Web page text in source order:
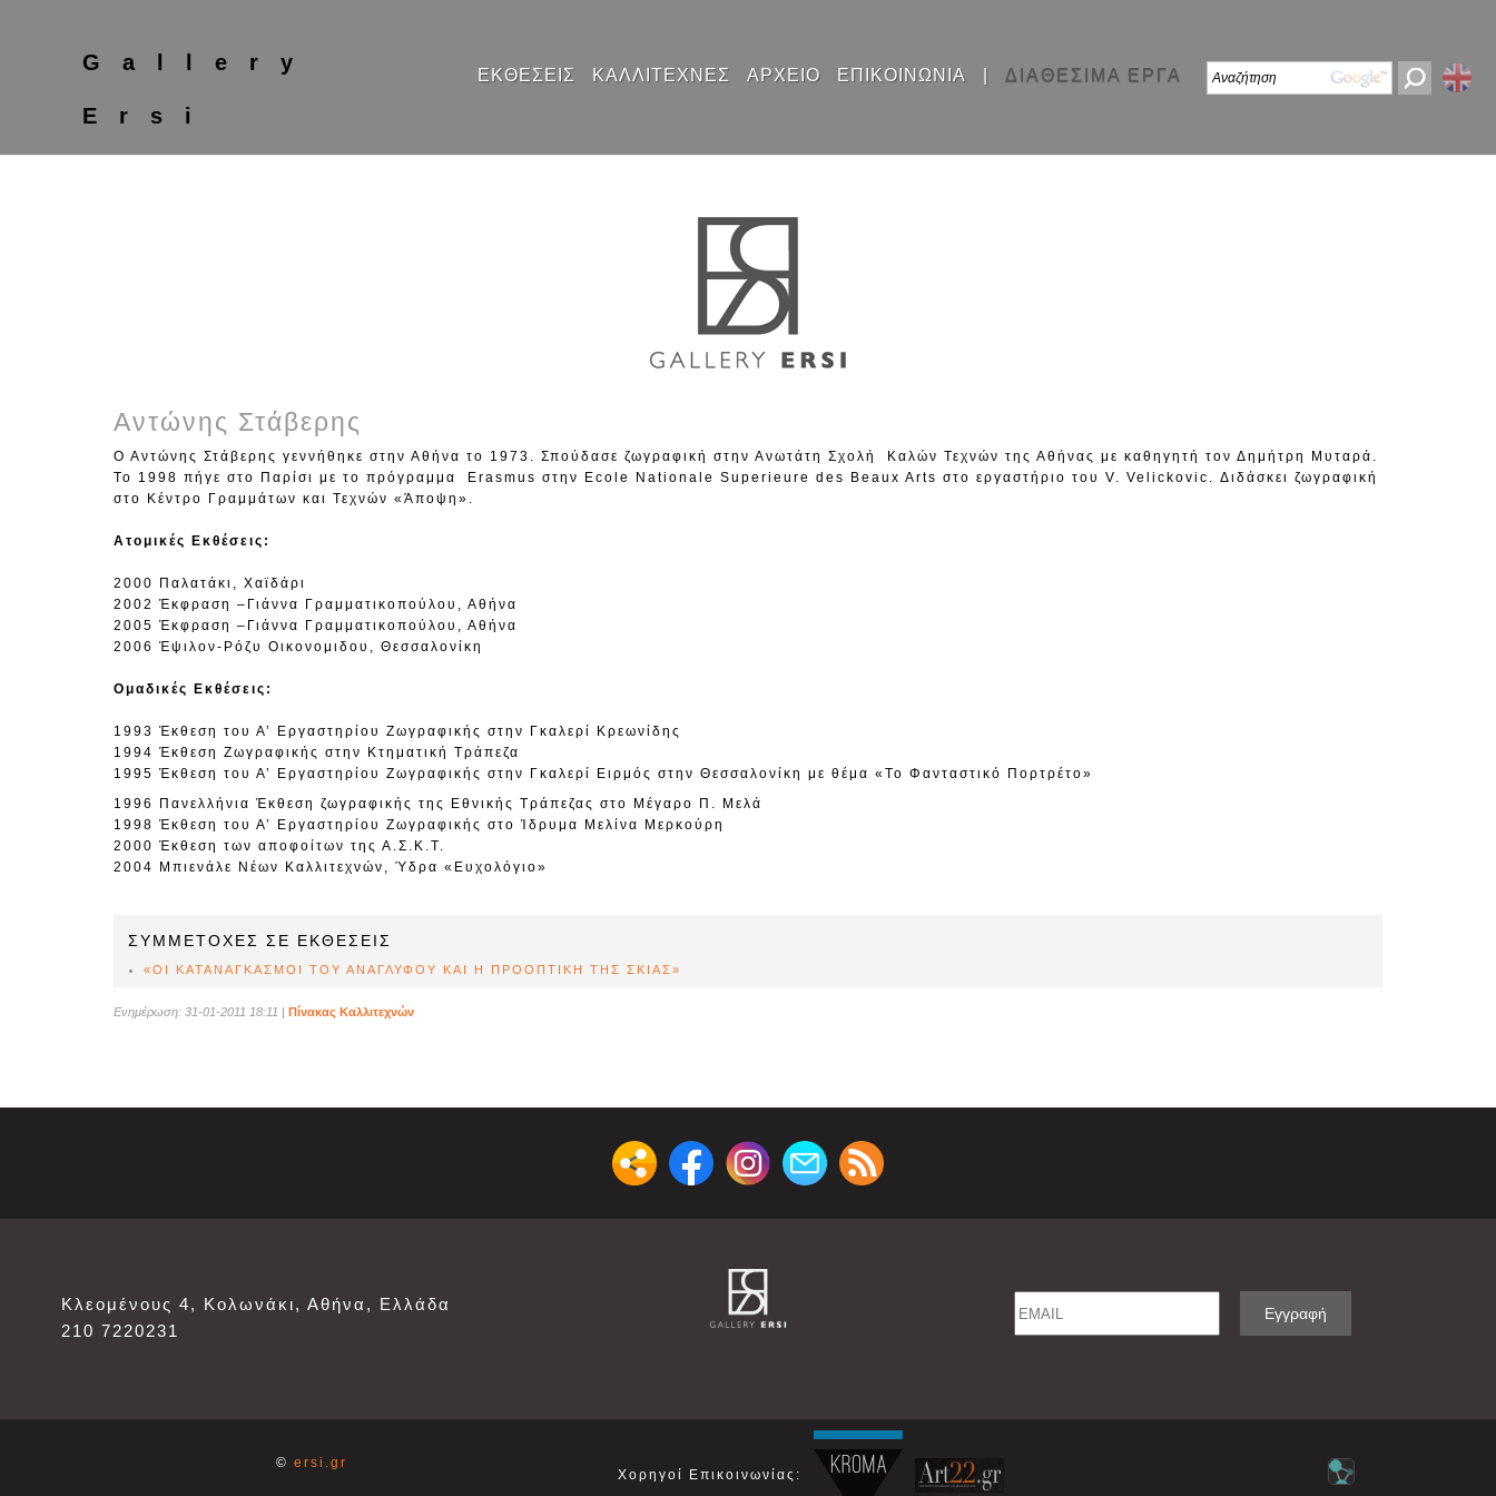
Gallery
Ersi
ΕΚΘΕΣΕΙΣ ΚΑΛΛΙΤΕΧΝΕΣ ΑΡΧΕΙΟ ΕΠΙΚΟΙΝΩΝΙΑ | ΔΙΑΘΕΣΙΜΑ ΕΡΓΑ
Αντώνης Στάβερης
Ο Αντώνης Στάβερης γεννήθηκε στην Αθήνα το 1973. Σπούδασε ζωγραφική στην Ανωτάτη Σχολή Καλών Τεχνών της Αθήνας με καθηγητή τον Δημήτρη Μυταρά.
Το 1998 πήγε στο Παρίσι με το πρόγραμμα Erasmus στην Ecole Nationale Superieure des Beaux Arts στο εργαστήριο του V. Velickovic. Διδάσκει ζωγραφική
στο Κέντρο Γραμμάτων και Τεχνών «Άποψη».
Ατομικές Εκθέσεις:
2000 Παλατάκι, Χαϊδάρι
2002 Έκφραση –Γιάννα Γραμματικοπούλου, Αθήνα
2005 Έκφραση –Γιάννα Γραμματικοπούλου, Αθήνα
2006 Έψιλον-Ρόζυ Οικονομιδου, Θεσσαλονίκη
Ομαδικές Εκθέσεις:
1993 Έκθεση του Α’ Εργαστηρίου Ζωγραφικής στην Γκαλερί Κρεωνίδης
1994 Έκθεση Ζωγραφικής στην Κτηματική Τράπεζα
1995 Έκθεση του Α’ Εργαστηρίου Ζωγραφικής στην Γκαλερί Ειρμός στην Θεσσαλονίκη με θέμα «Το Φανταστικό Πορτρέτο»
1996 Πανελλήνια Έκθεση ζωγραφικής της Εθνικής Τράπεζας στο Μέγαρο Π. Μελά
1998 Έκθεση του Α’ Εργαστηρίου Ζωγραφικής στο Ίδρυμα Μελίνα Μερκούρη
2000 Έκθεση των αποφοίτων της Α.Σ.Κ.Τ.
2004 Μπιενάλε Νέων Καλλιτεχνών, Ύδρα «Ευχολόγιο»
ΣΥΜΜΕΤΟΧΕΣ ΣΕ ΕΚΘΕΣΕΙΣ
«ΟΙ ΚΑΤΑΝΑΓΚΑΣΜΟΙ ΤΟΥ ΑΝΑΓΛΥΦΟΥ ΚΑΙ Η ΠΡΟΟΠΤΙΚΗ ΤΗΣ ΣΚΙΑΣ»
Ενημέρωση: 31-01-2011 18:11 | Πίνακας Καλλιτεχνών
Κλεομένους 4, Κολωνάκι, Αθήνα, Ελλάδα
210 7220231
© ersi.gr
Χορηγοί Επικοινωνίας: